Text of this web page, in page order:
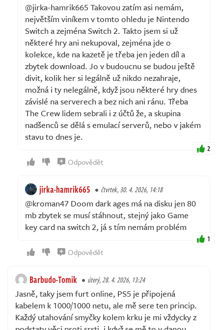
@jirka-hamrik665 Takovou zatím asi nemám,
největším viníkem v tomto ohledu je Nintendo
Switch a zejména Switch 2. Takto jsem si už
některé hry ani nekupoval, zejména jde o
kolekce, kde na kazetě je třeba jen jeden díl a
zbytek download. Jo v budoucnu se budou ještě
divit, kolik her si legálně už nikdo nezahraje,
možná i ty nelegálně, když jsou některé hry dnes
závislé na serverech a bez nich ani ránu. Třeba
The Crew lidem sebrali i z účtů že, a skupina
nadšenců se dělá s emulací serverů, nebo v jakém
stavu to dnes je.
2
Odpovědět
jirka-hamrik665 čtvrtek, 30. 4. 2026, 14:18
@kroman47 Doom dark ages má na disku jen 80
mb zbytek se musí stáhnout, stejný jako Game
key card na switch 2, já s tím nemám problém
1
Odpovědět
Barbudo-Tomik úterý, 28. 4. 2026, 13:24
Jasně, taky jsem furt online, PS5 je připojená
kabelem k 1000/1000 netu, ale mě sere ten princip.
Každý utahování smyčky kolem krku je mi vždycky z